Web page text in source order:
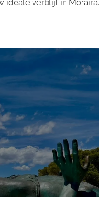
ideale verblijf in Moraira.